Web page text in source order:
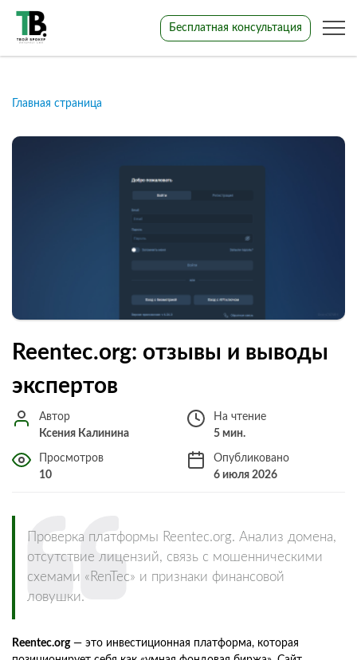
Бесплатная консультация
Главная страница
Reentec.org: отзывы и выводы
экспертов
Автор
Ксения Калинина
На чтение
5 мин.
Просмотров
10
Опубликовано
6 июля 2026
Проверка платформы Reentec.org. Анализ домена,
отсутствие лицензий, связь с мошенническими
схемами «RenTec» и признаки финансовой
ловушки.
Reentec.org— это инвестиционная платформа, которая